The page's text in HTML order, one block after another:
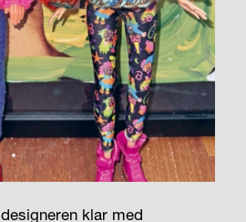
designeren klar med